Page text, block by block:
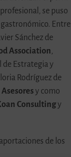
se puso
Entre
Sánchez de
Association,
de Estrategia y
Rodríguez de
y como
Consultingy
de los